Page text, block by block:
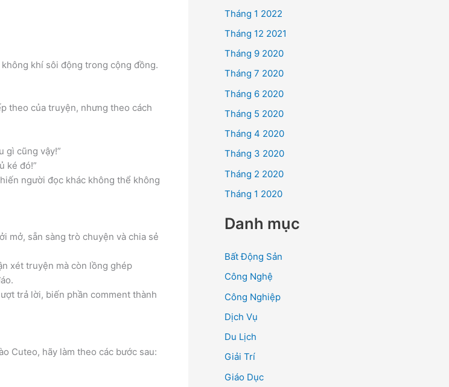
khí sôi động trong cộng đồng.
theo của truyện, nhưng theo cách
gì cũng vậy!”
ké đó!”
người đọc khác không thể không
mở, sẵn sàng trò chuyện và chia sẻ
xét truyện mà còn lồng ghép
trả lời, biến phần comment thành
Cuteo, hãy làm theo các bước sau:
Tháng 1 2022
Tháng 12 2021
Tháng 9 2020
Tháng 7 2020
Tháng 6 2020
Tháng 5 2020
Tháng 4 2020
Tháng 3 2020
Tháng 2 2020
Tháng 1 2020
Danh mục
Bất Động Sản
Công Nghệ
Công Nghiệp
Dịch Vụ
Du Lịch
Giải Trí
Giáo Dục